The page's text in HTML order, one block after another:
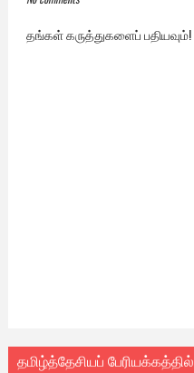
தங்கள் கருத்துகளைப் பதியவும்!
தமிழ்த்தேசியப் பேரியக்கத்தில்